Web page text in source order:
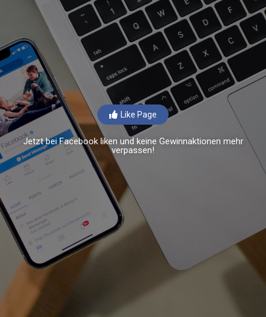
Like Page
Jetzt bei Facebook liken und keine Gewinnaktionen mehr
verpassen!